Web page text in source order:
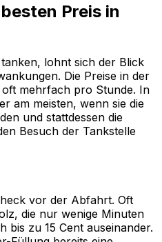
Preis in
lohnt sich der Blick
Die Preise in der
mehrfach pro Stunde. In
am meisten, wenn sie die
und stattdessen die
Besuch der Tankstelle
vor der Abfahrt. Oft
, die nur wenige Minuten
bis zu 15 Cent auseinander.